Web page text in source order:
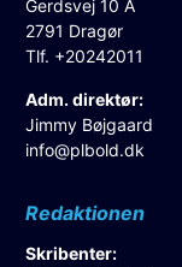
Gerdsvej 10 A
2791 Dragør
Tlf. +20242011
Adm. direktør:
Jimmy Bøjgaard
info@plbold.dk
Redaktionen
Skribenter: